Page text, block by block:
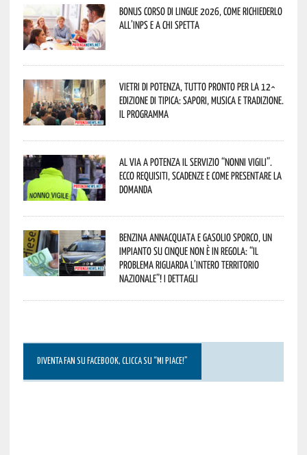
Bonus corso di lingue 2026, come richiederlo
all’INPS e a chi spetta
Vietri di Potenza, tutto pronto per la 12^
Edizione di Tipica: sapori, musica e tradizione.
Il programma
Al via a Potenza il servizio “Nonni Vigili”.
Ecco requisiti, scadenze e come presentare la
domanda
Benzina annacquata e gasolio sporco, un
impianto su cinque non è in regola: “il
problema riguarda l’intero territorio
Nazionale”! I dettagli
DIVENTA FAN SU FACEBOOK, CLICCA SU “MI PIACE!”